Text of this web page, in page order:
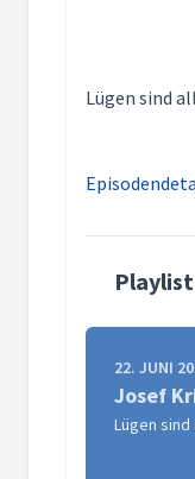
Lügen sind
Playlist
22. JUNI
Josef
Lügen